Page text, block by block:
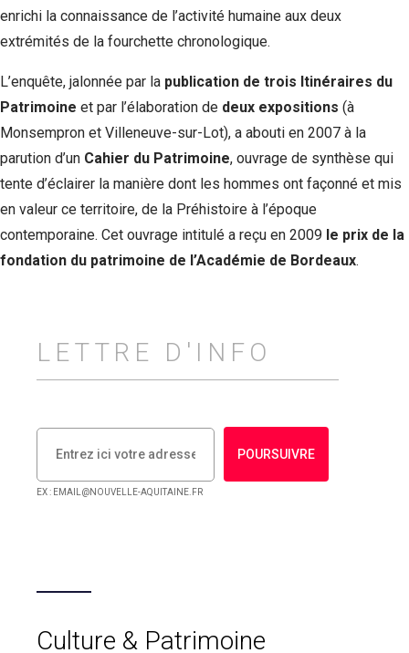
enrichi la connaissance de l’activité humaine aux deux
extrémités de la fourchette chronologique.
L’enquête, jalonnée par la publication de trois Itinéraires du
Patrimoine et par l’élaboration de deux expositions (à
Monsempron et Villeneuve-sur-Lot), a abouti en 2007 à la
parution d’un Cahier du Patrimoine, ouvrage de synthèse qui
tente d’éclairer la manière dont les hommes ont façonné et mis
en valeur ce territoire, de la Préhistoire à l’époque
contemporaine. Cet ouvrage intitulé a reçu en 2009 le prix de la
fondation du patrimoine de l’Académie de Bordeaux.
LETTRE D'INFO
POURSUIVRE
EX : EMAIL@NOUVELLE-AQUITAINE.FR
Culture & Patrimoine